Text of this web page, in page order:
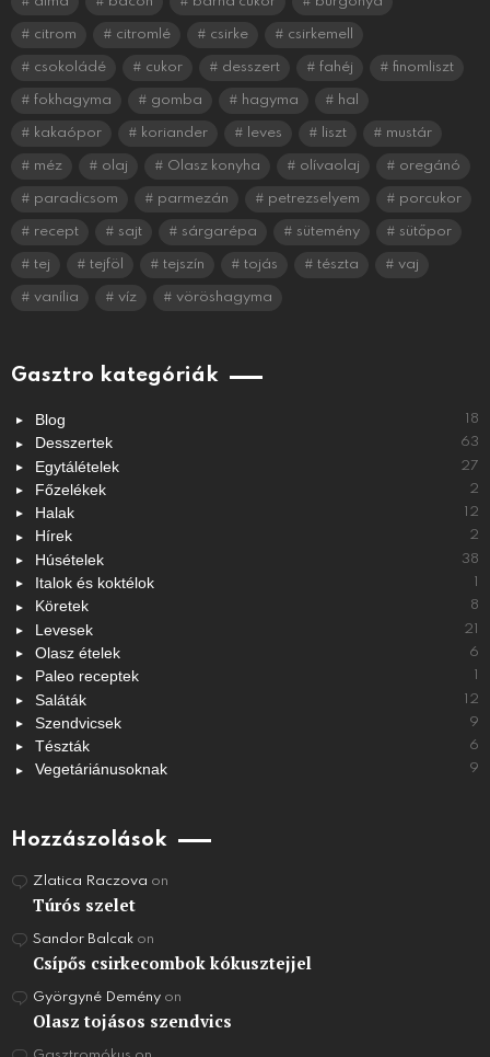
citrom citromlé csirke csirkemell
csokoládé cukor desszert fahéj finomliszt
fokhagyma gomba hagyma hal
kakaópor koriander leves liszt mustár
méz olaj Olasz konyha olívaolaj oregánó
paradicsom parmezán petrezselyem porcukor
recept sajt sárgarépa sütemény sütőpor
tej tejföl tejszín tojás tészta vaj
vanília víz vöröshagyma
Gasztro kategóriák
Blog 18
Desszertek 63
Egytálételek 27
Főzelékek 2
Halak 12
Hírek 2
Húsételek 38
Italok és koktélok
Köretek 8
Levesek 21
Olasz ételek 6
Paleo receptek
Saláták 12
Szendvicsek 9
Tészták 6
Vegetáriánusoknak 9
Hozzászolások
Zlatica Raczova on
Túrós szelet
Sandor Balcak on
Csípős csirkecombok kókusztejjel
Györgyné Demény on
Olasz tojásos szendvics